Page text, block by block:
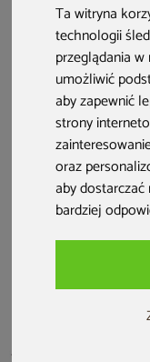
Ta witryna
technologii
przeglądania
umożliwić
aby zapewnić
strony
oraz
aby
bardziej
Meble ogrodowe
technorattanowe
Sofia Grey / Grey
Melange
2 599 zł